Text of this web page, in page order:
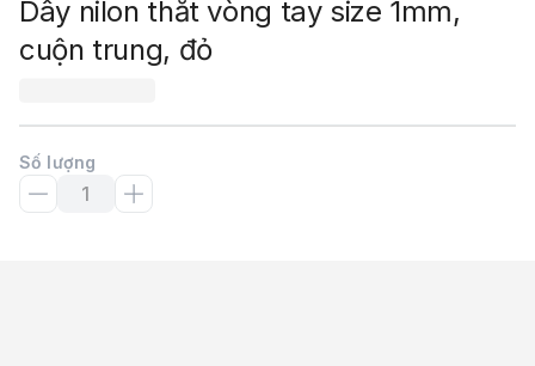
Dây nilon thắt vòng tay size 1mm,
cuộn trung, đỏ
Số lượng